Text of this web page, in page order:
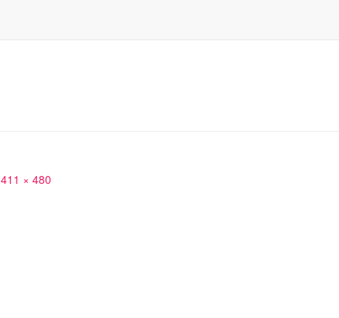
411 × 480